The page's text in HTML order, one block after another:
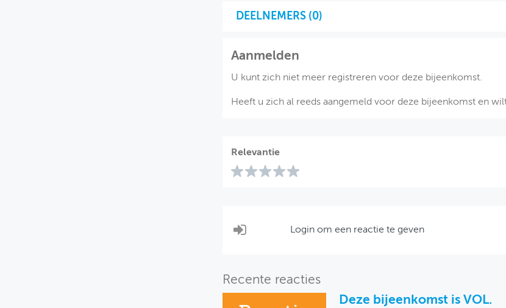
DEELNEMERS (0)
Aanmelden
U kunt zich niet meer registreren voor deze bijeenkomst.
Heeft u zich al reeds aangemeld voor deze bijeenkomst en
Relevantie
Login om een reactie te geven
Recente reacties
Deze bijeenkomst is VOL.